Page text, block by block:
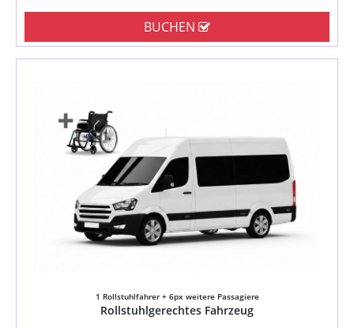
BUCHEN
1 Rollstuhlfahrer + 6px weitere Passagiere
Rollstuhlgerechtes Fahrzeug